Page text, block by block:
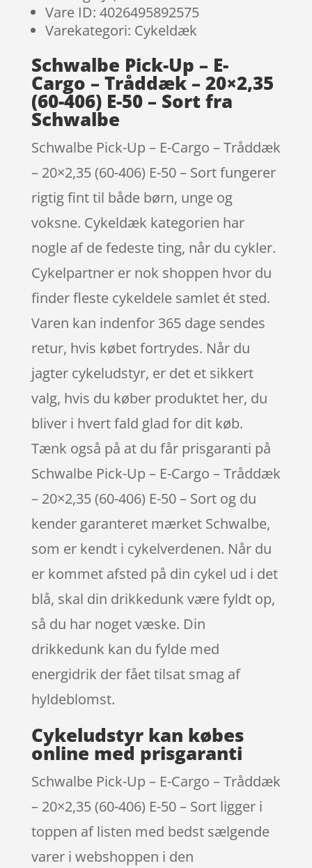
Vare ID: 4026495892575
Varekategori: Cykeldæk
Schwalbe Pick-Up – E-
Cargo – Tråddæk – 20×2,35
(60-406) E-50 – Sort fra
Schwalbe
Schwalbe Pick-Up – E-Cargo – Tråddæk
– 20×2,35 (60-406) E-50 – Sort fungerer
rigtig fint til både børn, unge og
voksne. Cykeldæk kategorien har
nogle af de fedeste ting, når du cykler.
Cykelpartner er nok shoppen hvor du
finder fleste cykeldele samlet ét sted.
Varen kan indenfor 365 dage sendes
retur, hvis købet fortrydes. Når du
jagter cykeludstyr, er det et sikkert
valg, hvis du køber produktet her, du
bliver i hvert fald glad for dit køb.
Tænk også på at du får prisgaranti på
Schwalbe Pick-Up – E-Cargo – Tråddæk
– 20×2,35 (60-406) E-50 – Sort og du
kender garanteret mærket Schwalbe,
som er kendt i cykelverdenen. Når du
er kommet afsted på din cykel ud i det
blå, skal din drikkedunk være fyldt op,
så du har noget væske. Din
drikkedunk kan du fylde med
energidrik der fået tilsat smag af
hyldeblomst.
Cykeludstyr kan købes
online med prisgaranti
Schwalbe Pick-Up – E-Cargo – Tråddæk
– 20×2,35 (60-406) E-50 – Sort ligger i
toppen af listen med bedst sælgende
varer i webshoppen i den